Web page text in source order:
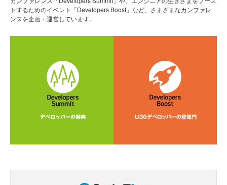
トするためのイベント「Developers Boost」など、さまざまなカンファレ
ンスを企画・運営しています。